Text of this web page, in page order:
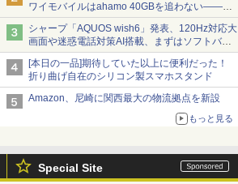
ワイモバイルはahamo 40GBを追わない――単
身向け「超おトク割」の安さと1年限定の注意
点
シャープ「AQUOS wish6」発表、120Hz対応大
画面や迷惑電話対策AI搭載、まずはソフトバン
クの法人向け
[本日の一品]期待していた以上に便利だった！
折り曲げ自在のシリコン製スマホスタンド
Amazon、尼崎に関西最大の物流拠点を新設
もっと見る
Special Site